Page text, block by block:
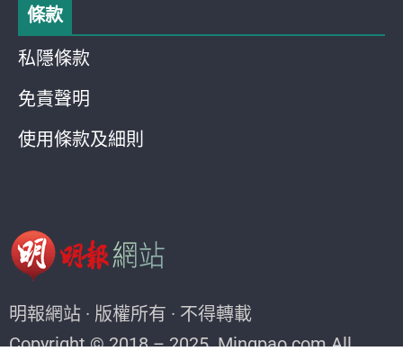
條款
私隱條款
免責聲明
使用條款及細則
明報網站 · 版權所有 · 不得轉載
Copyright © 2018 – 2025. Mingpao.com All